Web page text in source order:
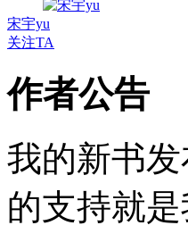
宋宇yu
关注TA
作者公告
我的新书
的支持就